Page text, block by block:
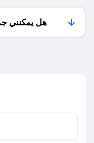
هل يمكنني